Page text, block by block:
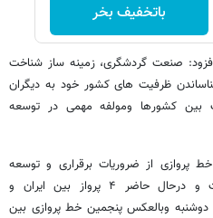
باتخفیف بخر
صنعت گردشگری، زمینه ساز شناخت
ظرفیت های کشور خود به دیگران
کشورها ومولفه مهمی در توسعه
پروازی از ضروریات برقراری و توسعه
روابط گردشگری بین دو کشور است و درحال حاضر ۴ پرواز بین ایران و
وبالعکس پنجمین خط پروازی بین